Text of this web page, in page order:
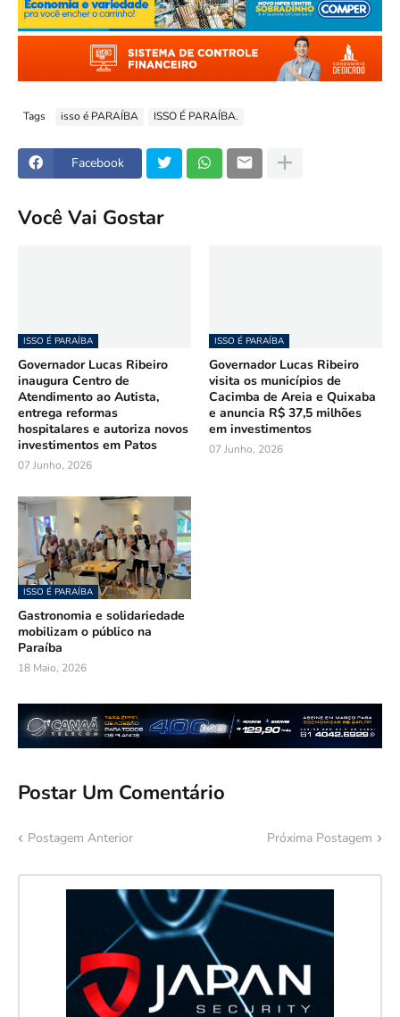
Tags isso é PARAÍBA ISSO É PARAÍBA.
Facebook
Você Vai Gostar
ISSO É PARAÍBA
Governador Lucas Ribeiro
inaugura Centro de
Atendimento ao Autista,
entrega reformas
hospitalares e autoriza novos
investimentos em Patos
07 Junho, 2026
ISSO É PARAÍBA
Governador Lucas Ribeiro
visita os municípios de
Cacimba de Areia e Quixaba
e anuncia R$ 37,5 milhões
em investimentos
07 Junho, 2026
ISSO É PARAÍBA
Gastronomia e solidariedade
mobilizam o público na
Paraíba
18 Maio, 2026
Postar Um Comentário
Postagem Anterior Próxima Postagem